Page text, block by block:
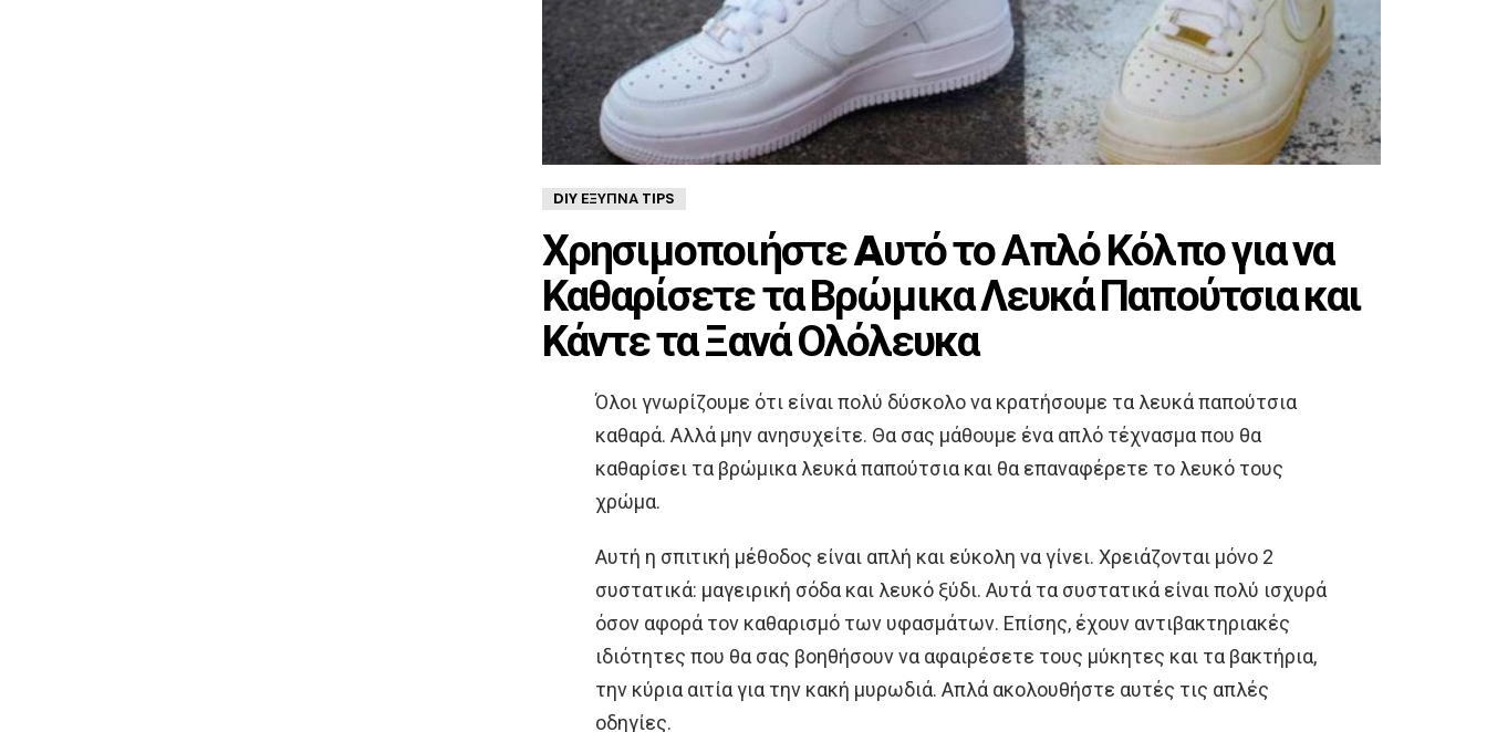
DIY ΈΞΥΠΝΑ TIPS
Χρησιμοποιήστε Aυτό το Απλό Κόλπο για να
Καθαρίσετε τα Βρώμικα Λευκά Παπούτσια και
Κάντε τα Ξανά Ολόλευκα
Όλοι γνωρίζουμε ότι είναι πολύ δύσκολο να κρατήσουμε τα λευκά παπούτσια
καθαρά. Αλλά μην ανησυχείτε. Θα σας μάθουμε ένα απλό τέχνασμα που θα
καθαρίσει τα βρώμικα λευκά παπούτσια και θα επαναφέρετε το λευκό τους
χρώμα.
Αυτή η σπιτική μέθοδος είναι απλή και εύκολη να γίνει. Χρειάζονται μόνο 2
συστατικά: μαγειρική σόδα και λευκό ξύδι. Αυτά τα συστατικά είναι πολύ ισχυρά
όσον αφορά τον καθαρισμό των υφασμάτων. Επίσης, έχουν αντιβακτηριακές
ιδιότητες που θα σας βοηθήσουν να αφαιρέσετε τους μύκητες και τα βακτήρια,
την κύρια αιτία για την κακή μυρωδιά. Απλά ακολουθήστε αυτές τις απλές
οδηγίες.